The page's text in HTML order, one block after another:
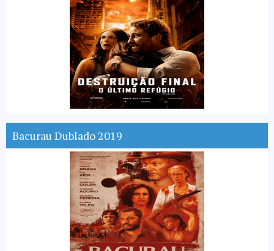
Bacurau Dublado 2019